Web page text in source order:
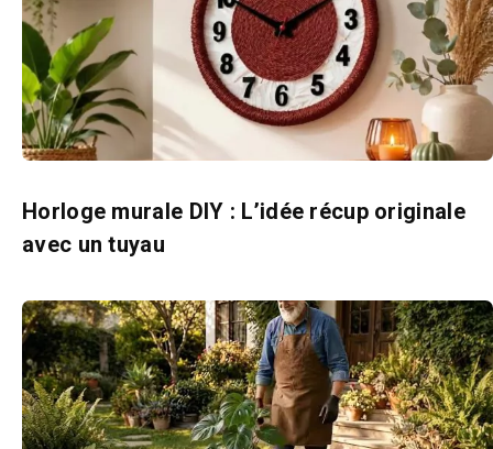
Horloge murale DIY : L’idée récup originale
avec un tuyau